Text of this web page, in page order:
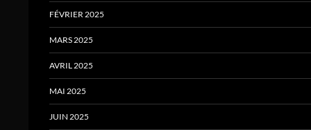
FÉVRIER 2025
MARS 2025
AVRIL 2025
MAI 2025
JUIN 2025